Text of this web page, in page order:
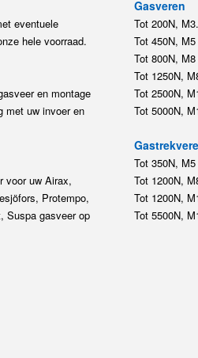
eventuele
hele voorraad.
en montage
met uw invoer en
voor uw Airax,
Protempo,
Suspa gasveer op
Gasveren
Tot 200N,
Tot 450N,
Tot 800N,
Tot 1250N,
Tot 2500N,
Tot 5000N,
Tot 350N,
Tot 1200N,
Tot 1200N,
Tot 5500N,